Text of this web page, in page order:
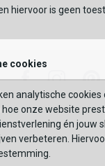
AAN
GEBRUIK MIJN
of gebruik jouw
van onze winkels te
BEKIJK WINKELTAS
VERDER WINKELEN
met
Facebook
hiervoor is geen
cookies
analytische cookies
onze website
én jouw
verbeteren.